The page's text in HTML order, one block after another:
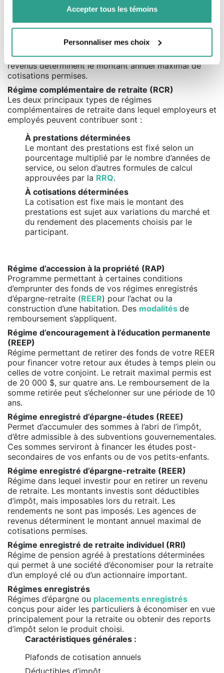
Accepter tous les témoins
Personnaliser mes choix
Régime dans lequel investir pour en retirer un revenu
d’impôt, mais imposables lors du retrait. Les
rendements ne sont pas imposés. Les agences de
revenus déterminent le montant annuel maximal de
cotisations permises.
Régime complémentaire de retraite (RCR)
Les deux principaux types de régimes
complémentaires de retraite dans lequel employeurs et
employés peuvent contribuer sont :
À prestations déterminées
Le montant des prestations est fixé selon un
pourcentage multiplié par le nombre d’années de
service, ou selon d’autres formules de calcul
approuvées par la RRQ.
À cotisations déterminées
La cotisation est fixe mais le montant des
prestations est sujet aux variations du marché et
du rendement des placements choisis par le
participant.
Régime d’accession à la propriété (RAP)
Programme permettant à certaines conditions
d’emprunter des fonds de vos régimes enregistrés
d’épargne-retraite (REER) pour l’achat ou la
construction d’une habitation. Des modalités de
remboursement s’appliquent.
Régime d’encouragement à l’éducation permanente
(REEP)
Régime permettant de retirer des fonds de votre REER
pour financer votre retour aux études à temps plein ou
celles de votre conjoint. Le retrait maximal permis est
de 20 000 $, sur quatre ans. Le remboursement de la
somme retirée peut s’échelonner sur une période de 10
ans.
Régime enregistré d’épargne-études (REEE)
Permet d’accumuler des sommes à l’abri de l’impôt,
d’être admissible à des subventions gouvernementales.
Ces sommes serviront à financer les études post-
secondaires de vos enfants ou de vos petits-enfants.
Régime enregistré d’épargne-retraite (REER)
Régime dans lequel investir pour en retirer un revenu
de retraite. Les montants investis sont déductibles
d’impôt, mais imposables lors du retrait. Les
rendements ne sont pas imposés. Les agences de
revenus déterminent le montant annuel maximal de
cotisations permises.
Régime enregistré de retraite individuel (RRI)
Régime de pension agréé à prestations déterminées
qui permet à une société d’économiser pour la retraite
d’un employé clé ou d’un actionnaire important.
Régimes enregistrés
Régimes d’épargne ou placements enregistrés
conçus pour aider les particuliers à économiser en vue
principalement pour la retraite ou obtenir des reports
d’impôt selon le produit choisi.
Caractéristiques générales :
Plafonds de cotisation annuels
Déductibles d’impôt